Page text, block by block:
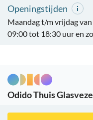
Openingstijden
Maandag t/m vrijdag
09:00 tot 18:30 uur en
Odido Thuis